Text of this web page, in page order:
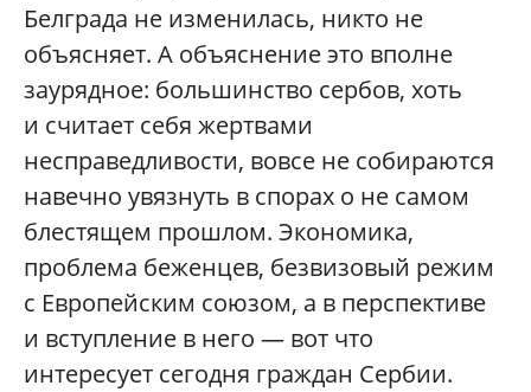
Белграда не изменилась, никто не
объясняет. А объяснение это вполне
заурядное: большинство сербов, хоть
и считает себя жертвами
несправедливости, вовсе не собираются
навечно увязнуть в спорах о не самом
блестящем прошлом. Экономика,
проблема беженцев, безвизовый режим
с Европейским союзом, а в перспективе
и вступление в него — вот что
интересует сегодня граждан Сербии.